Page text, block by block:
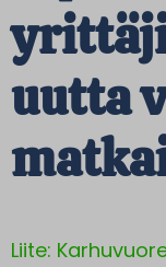
uutta
Liite: